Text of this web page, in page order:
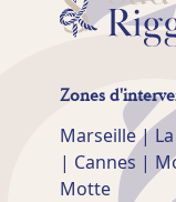
Zones
Marseille |
| Cannes |
Motte